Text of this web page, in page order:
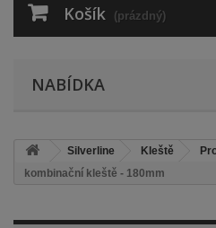
Košík (prázdný)
NABÍDKA
Silverline Kleště
kombinační kleště - 180mm